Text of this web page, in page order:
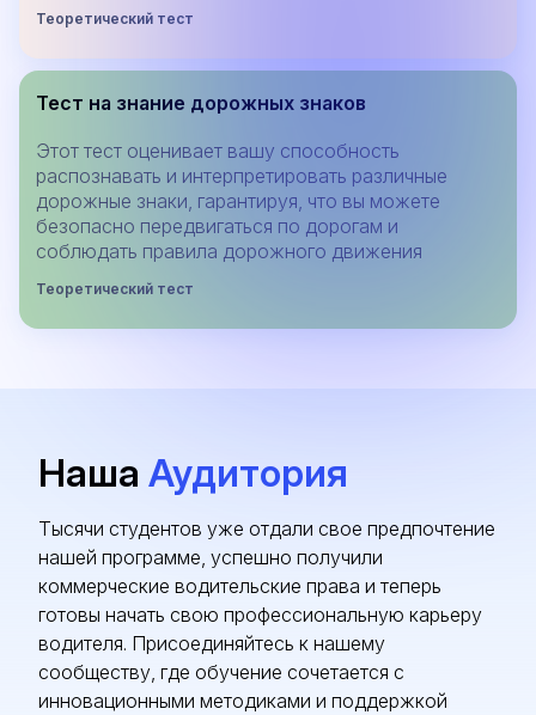
Теоретический тест
Тест на знание дорожных знаков
Этот тест оценивает вашу способность
распознавать и интерпретировать различные
дорожные знаки, гарантируя, что вы можете
безопасно передвигаться по дорогам и
соблюдать правила дорожного движения
Теоретический тест
Наша Аудитория
Тысячи студентов уже отдали свое предпочтение
нашей программе, успешно получили
коммерческие водительские права и теперь
готовы начать свою профессиональную карьеру
водителя. Присоединяйтесь к нашему
сообществу, где обучение сочетается с
инновационными методиками и поддержкой